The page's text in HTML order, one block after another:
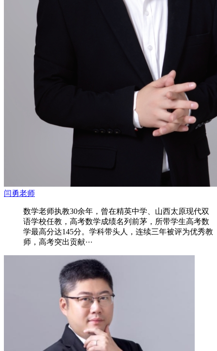
闫勇老师
数学老师执教30余年，曾在精英中学、山西太原现代双
语学校任教，高考数学成绩名列前茅，所带学生高考数
学最高分达145分。学科带头人，连续三年被评为优秀教
师，高考突出贡献···